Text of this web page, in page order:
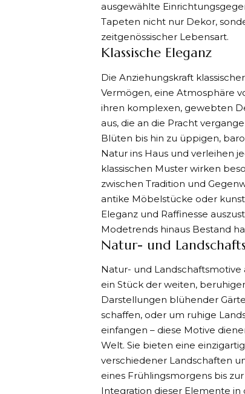
ausgewählte
Tapeten nicht nur Dekor,
zeitgenössischer Lebensart.
Klassische Eleganz
Die Anziehungskraft
Vermögen, eine Atmosphäre
ihren komplexen, gewebten
aus, die an die Pracht
Blüten bis hin zu üppigen,
Natur ins Haus und verleihen
klassischen Muster wirken
zwischen Tradition und
antike Möbelstücke oder
Eleganz und Raffinesse
Modetrends hinaus Bestand
Natur- und
Natur- und
ein Stück der weiten,
Darstellungen blühender
schaffen, oder um ruhige
einfangen – diese Motive
Welt. Sie bieten eine
verschiedener Landschaften
eines Frühlingsmorgens bis
Integration dieser Elemente